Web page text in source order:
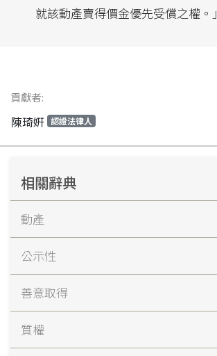
就該動產賣得價金優先受償之權。」
貢獻者:
陳琦姸 認證法律人
相關辭典
動產
公示性
善意取得
質權